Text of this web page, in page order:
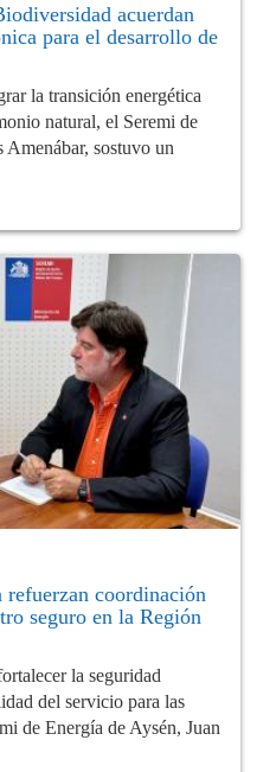
acuerdan
para el desarrollo de
la transición energética
natural, el Seremi de
sostuvo un
coordinación
seguro en la Región
la seguridad
del servicio para las
de Energía de Aysén, Juan